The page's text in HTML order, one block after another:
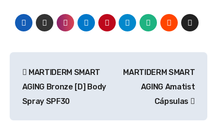
de
entradas
MARTIDERM SMART
AGING Bronze [D] Body
Spray SPF30
MARTIDERM SMART
AGING Amatist
Cápsulas